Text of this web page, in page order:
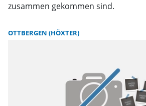
zusammen gekommen sind.
OTTBERGEN (HÖXTER)